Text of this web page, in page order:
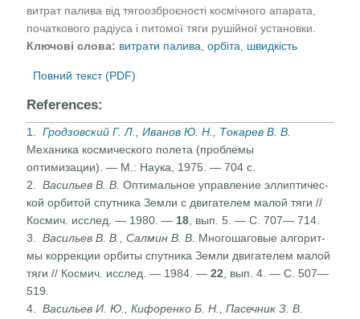
витрат палива вiд тягоозброєностi космiчного апарата,
початкового радiуса i питомої тяги рушiйної установки.
Ключові слова: витрати палива ,орбiта швидкість
Повний текст (PDF)
References:
1.Гродзовский Г. Л., Иванов Ю. Н., Токарев В. В
Механи­ка космического полета (проблемы
оптимизации). — М.: Наука, 1975. — 704 с.
2.Васильев В. В.Оптимальное управление эллиптичес­
кой орбитой спутника Земли с двигателем малой тя­ги //
Космич. исслед. — 1980. — 18 , вып. 5. — С. 707— 714.
3.Васильев В. В., Салмин В. В. Многошаговые алгорит­
мы коррекции орбиты спутника Земли двигателем малой
тяги // Космич. исслед. — 1984. —22 , вып. 4. — С. 507—
519.
4.Васильев И. Ю., Кифоренко Б. Н., Пасечник З. В.